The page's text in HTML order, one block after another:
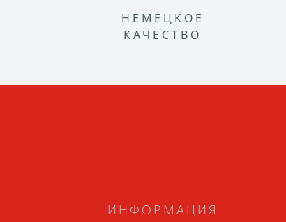
НЕМЕЦКОЕ
КАЧЕСТВО
ИНФОРМАЦИЯ